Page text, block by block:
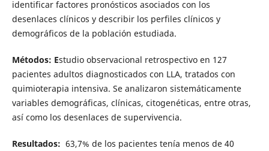
identificar factores pronósticos asociados con los
desenlaces clínicos y describir los perfiles clínicos y
demográficos de la población estudiada.
Métodos: Estudio observacional retrospectivo en 127
pacientes adultos diagnosticados con LLA, tratados con
quimioterapia intensiva. Se analizaron sistemáticamente
variables demográficas, clínicas, citogenéticas, entre otras,
así como los desenlaces de supervivencia.
Resultados: 63,7% de los pacientes tenía menos de 40